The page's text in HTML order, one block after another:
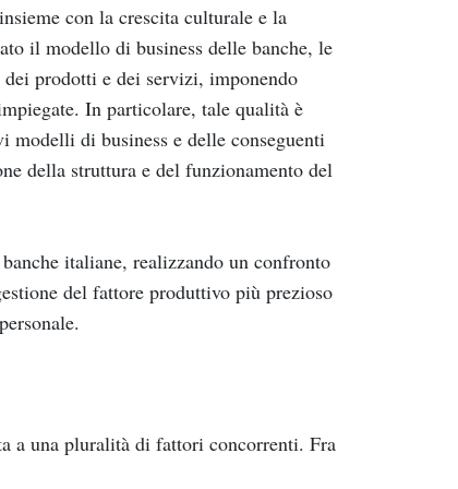
con la crescita culturale e la
il modello di business delle banche, le
prodotti e dei servizi, imponendo
In particolare, tale qualità è
modelli di business e delle conseguenti
della struttura e del funzionamento del
italiane, realizzando un confronto
del fattore produttivo più prezioso
a una pluralità di fattori concorrenti. Fra